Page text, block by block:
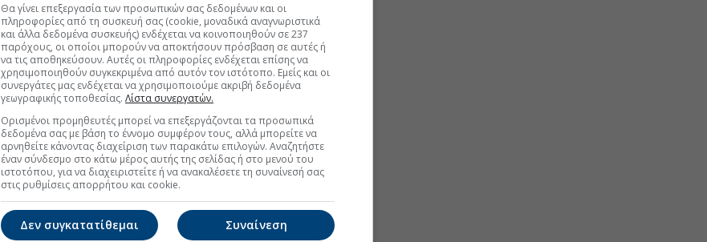
Θα γίνει επεξεργασία των προσωπικών σας δεδομένων και οι
πληροφορίες από τη συσκευή σας (cookie, μοναδικά αναγνωριστικά
και άλλα δεδομένα συσκευής) ενδέχεται να κοινοποιηθούν σε 237
παρόχους, οι οποίοι μπορούν να αποκτήσουν πρόσβαση σε αυτές ή
να τις αποθηκεύσουν. Αυτές οι πληροφορίες ενδέχεται επίσης να
χρησιμοποιηθούν συγκεκριμένα από αυτόν τον ιστότοπο. Εμείς και οι
συνεργάτες μας ενδέχεται να χρησιμοποιούμε ακριβή δεδομένα
γεωγραφικής τοποθεσίας. Λίστα συνεργατών.
Ορισμένοι προμηθευτές μπορεί να επεξεργάζονται τα προσωπικά
δεδομένα σας με βάση το έννομο συμφέρον τους, αλλά μπορείτε να
αρνηθείτε κάνοντας διαχείριση των παρακάτω επιλογών. Αναζητήστε
έναν σύνδεσμο στο κάτω μέρος αυτής της σελίδας ή στο μενού του
ιστοτόπου, για να διαχειριστείτε ή να ανακαλέσετε τη συναίνεσή σας
στις ρυθμίσεις απορρήτου και cookie.
Συναίνεση
Δεν συγκατατίθεμαι